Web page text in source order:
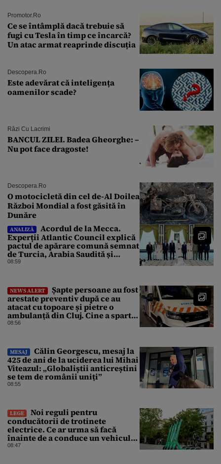
Promotor.ro
Ce se întâmplă dacă trebuie să
fugi cu Tesla în timp ce încarcă?
Un atac armat reaprinde discuția
Descopera.ro
Este adevărat că inteligența
oamenilor scade?
Râzi Cu Lacrimi
BANCUL ZILEI. Badea Gheorghe: –
Nu pot face dragoste!
Descopera.ro
O motocicletă din cel de-Al Doilea
Război Mondial a fost găsită în
Dunăre
ANALIZĂ
Acordul de la Mecca.
Experții Atlantic Council explică
pactul de apărare comună semnat
de Turcia, Arabia Saudită și
Pakistan
08:59
NEWS ALERT
Șapte persoane au fost
arestate preventiv după ce au
atacat cu topoare și pietre o
ambulanță din Cluj. Cine a spart
parbrizul și l-a rănit pe șofer
08:56
MESAJ
Călin Georgescu, mesaj la
425 de ani de la uciderea lui Mihai
Viteazul: „Globaliștii anticreștini
se tem de românii uniți”
08:55
LEGE
Noi reguli pentru
conducătorii de trotinete
electrice. Ce ar urma să facă
înainte de a conduce un vehicul
pe drumurile publice
08:47